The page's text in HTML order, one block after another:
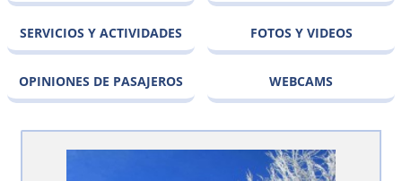
SERVICIOS Y ACTIVIDADES FOTOS Y VIDEOS
OPINIONES DE PASAJEROS WEBCAMS